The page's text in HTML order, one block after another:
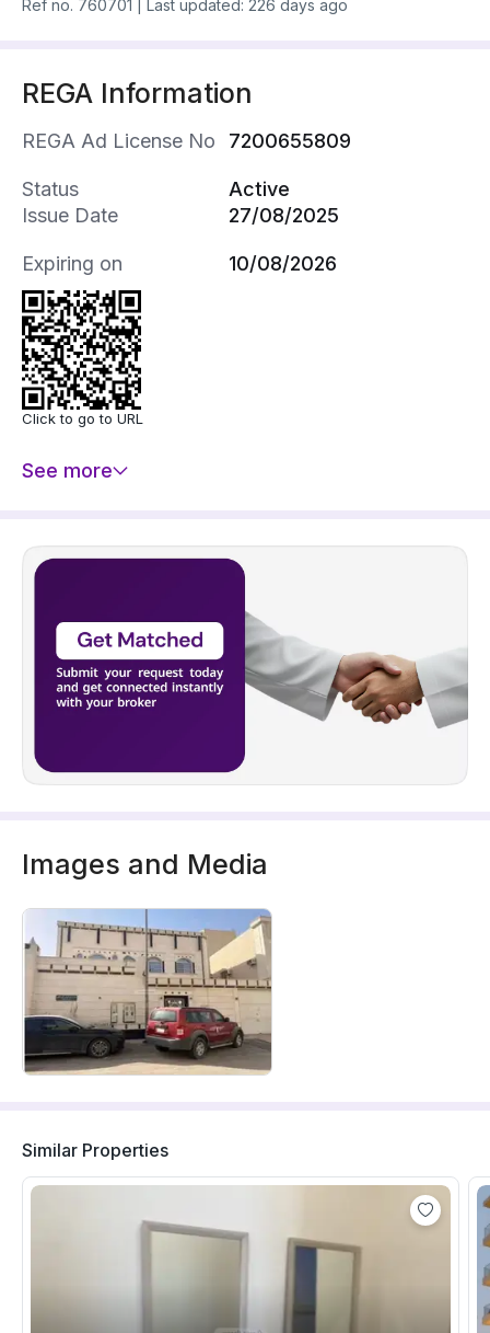
Ref no. 760701 Last updated: 226 days ago
REGA Information
REGA Ad License No 7200655809
Status
Active
Issue Date
27/08/2025
Expiring on 10/08/2026
Click to go to URL
See more
Images and Media
Similar Properties